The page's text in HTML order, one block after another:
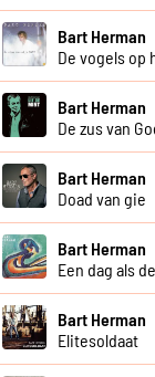
Bart Herman
De vogels op
Bart Herman
De zus van
Bart Herman
Doad van gie
Bart Herman
Een dag als
Bart Herman
Elitesoldaat